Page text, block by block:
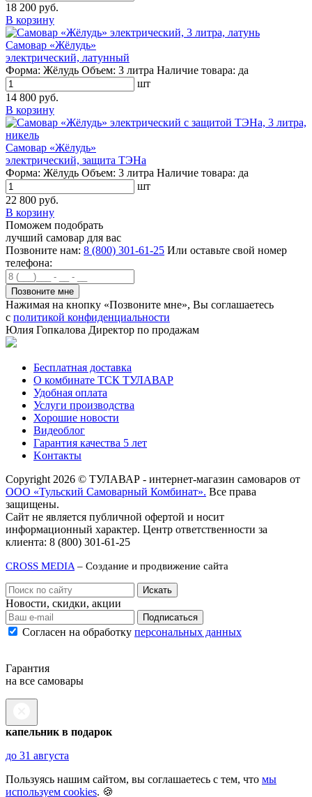
18 200 руб.
В корзину
Самовар «Жёлудь»
электрический, латунный
Форма: Жёлудь Объем: 3 литра Наличие товара: да
шт
14 800 руб.
В корзину
Самовар «Жёлудь»
электрический, защита ТЭНа
Форма: Жёлудь Объем: 3 литра Наличие товара: да
шт
22 800 руб.
В корзину
Поможем подобрать
лучший самовар для вас
Позвоните нам: 8 (800) 301-61-25 Или оставьте свой номер
телефона:
Нажимая на кнопку «Позвоните мне», Вы соглашаетесь
с политикой конфиденциальности
Юлия Гопкалова Директор по продажам
Бесплатная доставка
О комбинате ТСК ТУЛАВАР
Удобная оплата
Услуги производства
Хорошие новости
Видеоблог
Гарантия качества 5 лет
Kонтакты
Copyright 2026 © ТУЛАВАР - интернет-магазин самоваров от
ООО «Тульский Самоварный Комбинат». Все права
защищены.
Сайт не является публичной офертой и носит
информационный характер. Центр ответственности за
клиента: 8 (800) 301-61-25
CROSS MEDIA – Создание и продвижение сайта
Новости, скидки, акции
Подписаться
Согласен на обработку персональных данных
Гарантия
на все самовары
капельник в подарок
до 31 августа
Пользуясь нашим сайтом, вы соглашаетесь с тем, что мы
используем cookies. 🍪